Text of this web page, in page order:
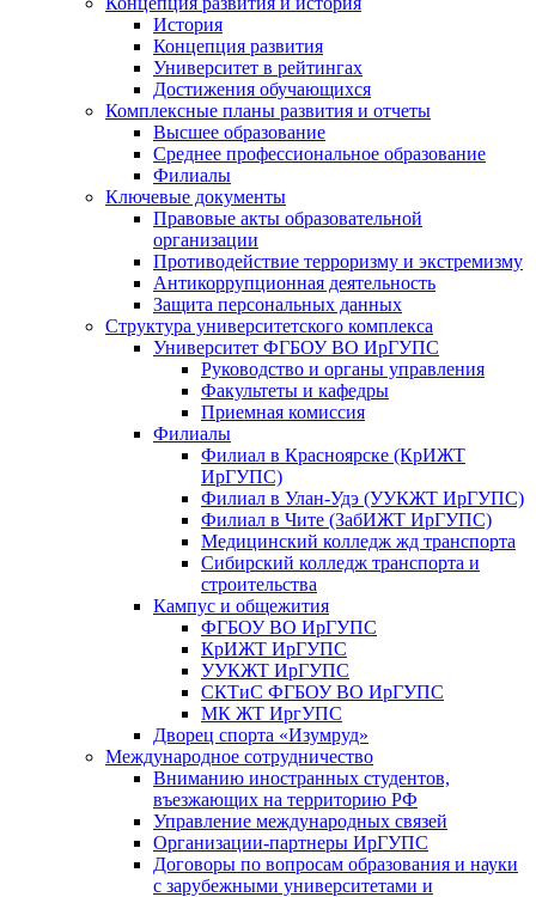
История
Концепция развития
Университет в рейтингах
Достижения обучающихся
Комплексные планы развития и отчеты
Высшее образование
Среднее профессиональное образование
Филиалы
Ключевые документы
Правовые акты образовательной
организации
Противодействие терроризму и экстремизму
Антикоррупционная деятельность
Защита персональных данных
Структура университетского комплекса
Университет ФГБОУ ВО ИрГУПС
Руководство и органы управления
Факультеты и кафедры
Приемная комиссия
Филиалы
Филиал в Красноярске (КрИЖТ
ИрГУПС)
Филиал в Улан-Удэ (УУКЖТ ИрГУПС)
Филиал в Чите (ЗабИЖТ ИрГУПС)
Медицинский колледж жд транспорта
Сибирский колледж транспорта и
строительства
Кампус и общежития
ФГБОУ ВО ИрГУПС
КрИЖТ ИрГУПС
УУКЖТ ИрГУПС
СКТиС ФГБОУ ВО ИрГУПС
МК ЖТ ИргУПС
Дворец спорта «Изумруд»
Международное сотрудничество
Вниманию иностранных студентов,
въезжающих на территорию РФ
Управление международных связей
Организации-партнеры ИрГУПС
Договоры по вопросам образования и науки
с зарубежными университетами и